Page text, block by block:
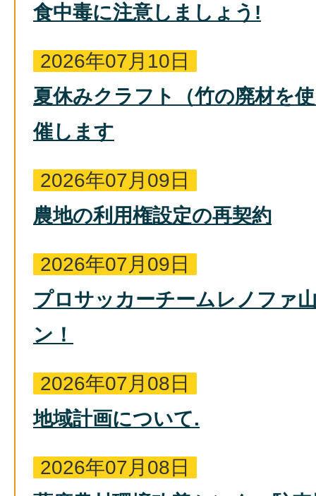
食中毒に注意しましょう!
2026年07月10日
夏休みクラフト（竹の廃材を
催します
2026年07月09日
農地の利用権設定の再契約
2026年07月09日
プロサッカーチームレノファ
ン！
2026年07月08日
地域計画について.
2026年07月08日